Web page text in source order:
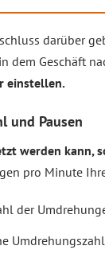
darüber
Geschäft
einstellen.
und Pausen
werden kann,
pro Minute
der